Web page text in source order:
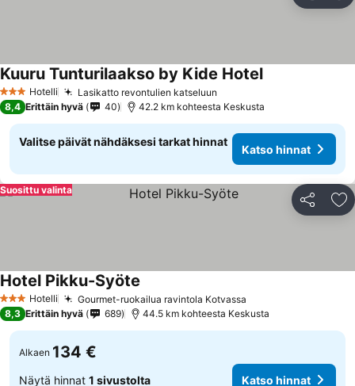
3 Tähtiluokitus
Hotelli Lasikatto revontulien katseluun
Kuuru Tunturilaakso by Kide HotelKatso hinnat
8,4 Erittäin hyvä 40 42.2 km kohteesta Keskusta
Valitse päivät nähdäksesi tarkat hinnat
Katso hinnat
Jaa
Suosittu valinta
3 Tähtiluokitus
Hotelli Gourmet-ruokailua ravintola Kotvassa
Hotel Pikku-Syöte
8,3 Erittäin hyvä 689 44.5 km kohteesta Keskusta
Alkaen 134 €
Näytä hinnat 1 sivustolta Katso hinnat